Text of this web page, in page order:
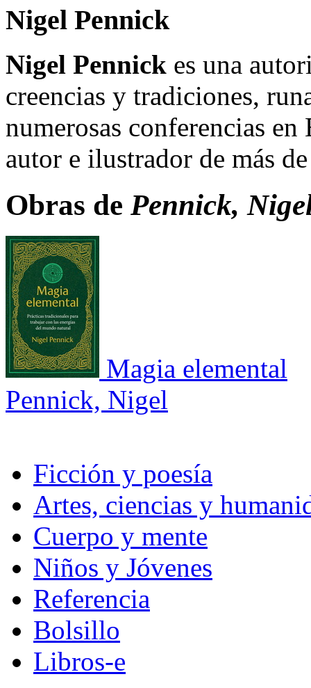
Nigel Pennick
Nigel Pennick es una
creencias y tradiciones,
numerosas conferencias
autor e ilustrador de más
Obras de Pennick,
Magia elemental
Pennick, Nigel
Ficción y poesía
Artes, ciencias y
Cuerpo y mente
Niños y Jóvenes
Referencia
Bolsillo
Libros-e